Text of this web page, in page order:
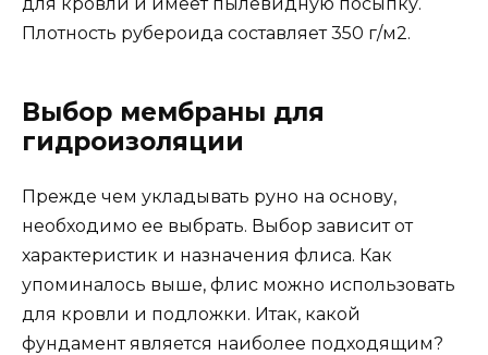
Плотность рубероида составляет 350 г/м2.
Выбор мембраны для
гидроизоляции
Прежде чем укладывать руно на основу,
необходимо ее выбрать. Выбор зависит от
характеристик и назначения флиса. Как
упоминалось выше, флис можно использовать
для кровли и подложки. Итак, какой
фундамент является наиболее подходящим?